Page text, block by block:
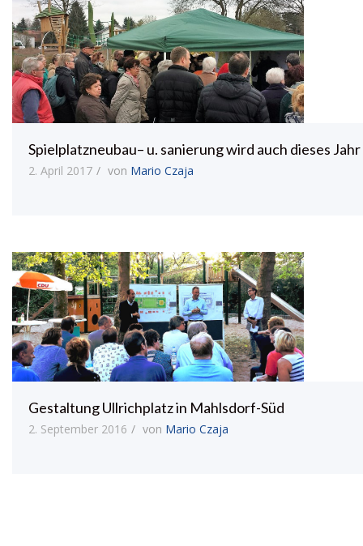
Spielplatzneubau– u. sanierung wird auch dieses
2. April 2017 von Mario Czaja
Gestaltung Ullrichplatz in Mahlsdorf-Süd
2. September 2016 von Mario Czaja